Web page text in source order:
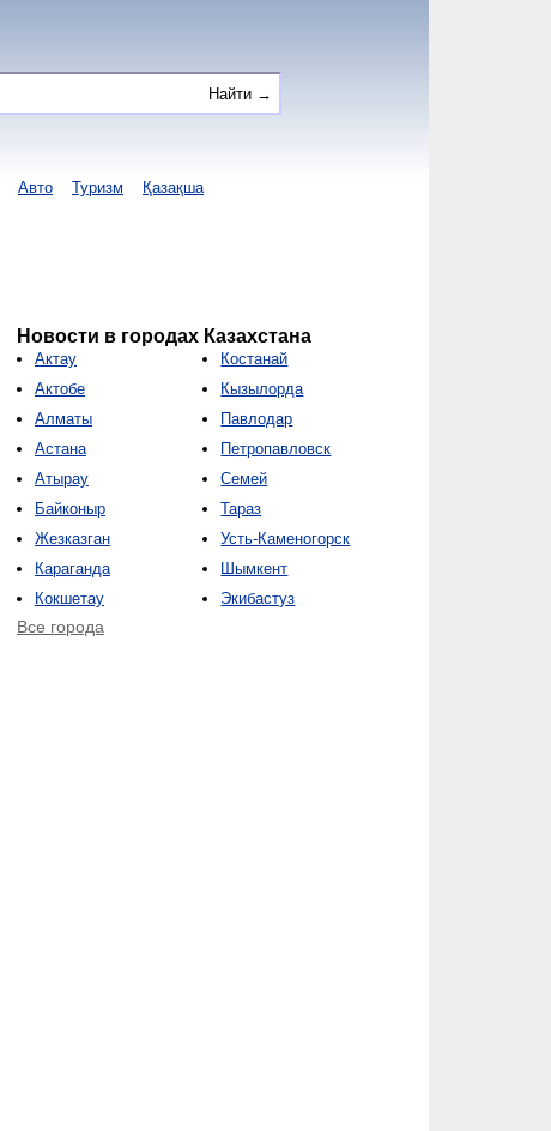
Авто Туризм Қазақша
Новости в городах Казахстана
Актау
Актобе
Алматы
Астана
Атырау
Байконыр
Жезказган
Караганда
Кокшетау
Костанай
Кызылорда
Павлодар
Петропавловск
Семей
Тараз
Усть-Каменогорск
Шымкент
Экибастуз
Все города